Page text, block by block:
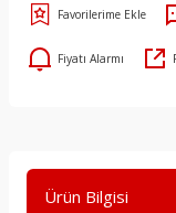
Fiyatı Alarmı
Ürün Bilgisi